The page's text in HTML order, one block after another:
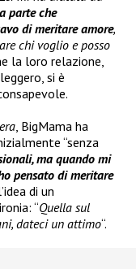
parte che
di meritare amore,
chi voglio e posso
la loro relazione,
si è
, BigMama ha
“senza
ma quando mi
pensato di meritare
di un
“Quella sul
dateci un attimo“.